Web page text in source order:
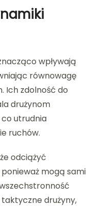
wpływają
równowagę
Ich zdolność do
drużynom
utrudnia
ruchów.
odciążyć
mogą sami
drużyny,